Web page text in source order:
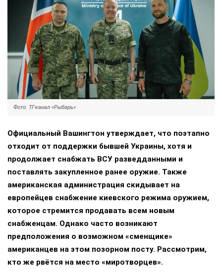
Фото: ТГ-канал «Рыбарь»
Официальный Вашингтон утверждает, что поэтапно
отходит от поддержки бывшей Украины, хотя и
продолжает снабжать ВСУ разведданными и
поставлять закупленное ранее оружие. Также
американская администрация скидывает на
европейцев снабжение киевского режима оружием,
которое стремится продавать всем новым
снабженцам. Однако часто возникают
предположения о возможном «сменщике»
американцев на этом позорном посту. Рассмотрим,
кто же рвётся на место «миротворцев».